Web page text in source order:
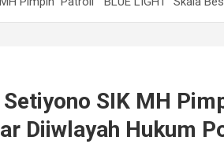
SIK MH
Diiwlayah Hukum